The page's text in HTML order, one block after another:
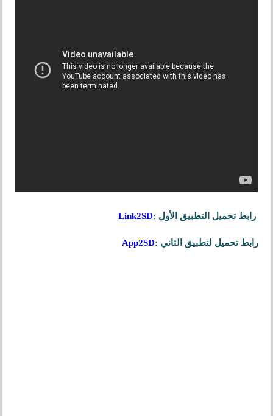
رابط تحميل التطبيق الأول :Link2SD
رابط تحميل لتطبيق الثاني :App2SD